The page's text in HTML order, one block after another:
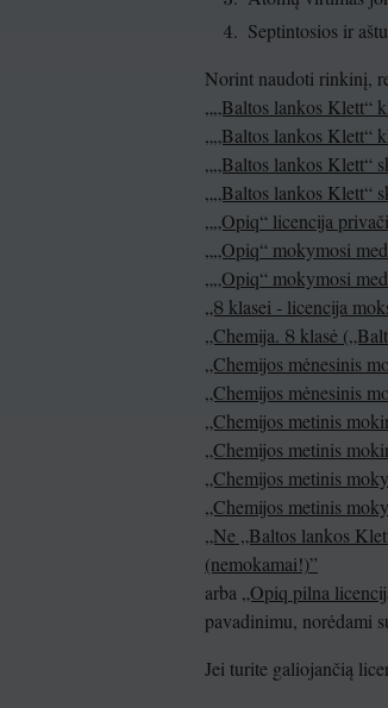
Septintosios ir
Norint naudoti rinkinį,
„„Baltos lankos Klett“
„„Baltos lankos Klett“
„„Baltos lankos Klett“
„„Baltos lankos Klett“
„„Opiq“ licencija
„„Opiq“ mokymosi
„„Opiq“ mokymosi
„8 klasei - licencija
„Chemija. 8 klasė
„Chemijos mėnesinis
„Chemijos mėnesinis
„Chemijos metinis
„Chemijos metinis
„Chemijos metinis
„Chemijos metinis
„Ne „Baltos lankos
(nemokamai!)”
arba „Opiq pilna
pavadinimu, norėdami
Jei turite galiojančią